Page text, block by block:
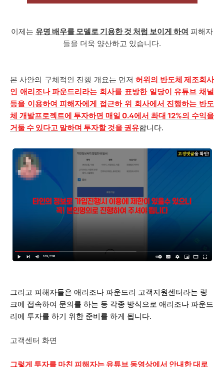
이제는 유명 배우를 모델로 기용한 것 처럼 보이게 하여 피해자
들을 더욱 양산하고 있습니다.
본 사안의 구체적인 진행 개요는 먼저 허위의 반도체 제조회사
인 애리조나 파운드리라는 회사를 표방한 일당이 유튜브 채널
등을 이용하여 피해자에게 접근하 위 회사에서 진행하는 반도
체 개발프로젝트에 투자하면 매일 0.4에서 촤대 12%의 수익을
거둘 수 있다고 말하며 투자할 것을 권유합니다.
그리고 피해자들은 애리조나 파운드리 고객지원센터라는 링
크에 접속하여 문의를 하는 등 각종 방식으로 애리조나 파운드
리에 투자를 하기 위한 준비를 하게 됩니다.
고객센터 화면
그렇게 투자를 마친 피해자는 유튜브 동영상에서 안내한 대로